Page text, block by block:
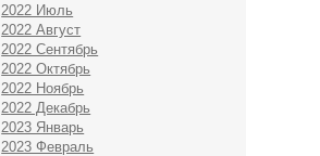
2022 Июль
2022 Август
2022 Сентябрь
2022 Октябрь
2022 Ноябрь
2022 Декабрь
2023 Январь
2023 Февраль